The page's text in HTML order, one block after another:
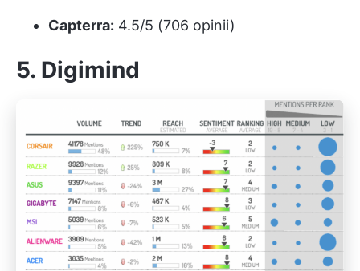
Capterra: 4.5/5 (706 opinii)
5. Digimind